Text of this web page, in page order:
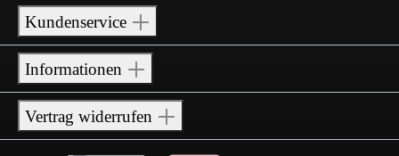
Kundenservice
Informationen
Vertrag widerrufen